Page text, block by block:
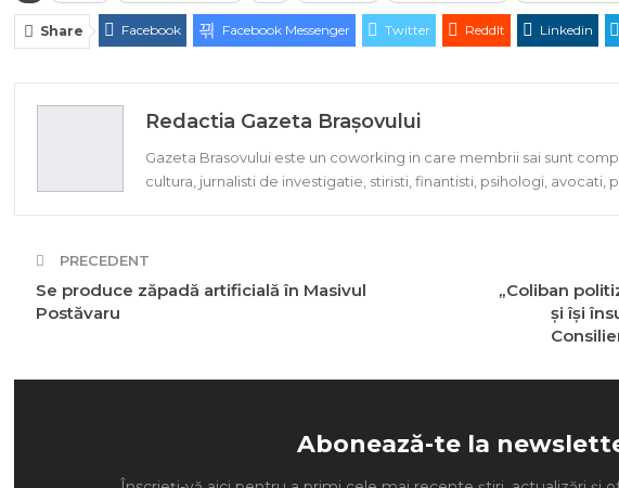
Share Facebook Facebook Messenger Twitter ReddIt Linkedin
Redactia Gazeta Brașovului
Gazeta Brasovului este un coworking in care membrii sai sunt
cultura, jurnalisti de investigatie, stiristi, finantisti, psihologi, avocati,
PRECEDENT
Se produce zăpadă artificială în Masivul
Postăvaru
„Coliban
și își
Abonează-te la